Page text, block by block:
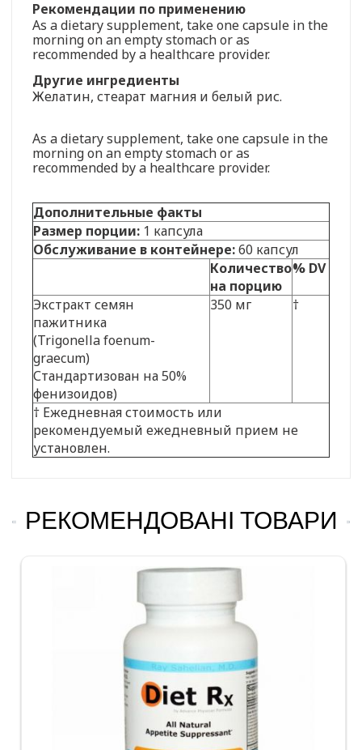
Рекомендации по применению
As a dietary supplement, take one capsule in the
morning on an empty stomach or as
recommended by a healthcare provider.
Другие ингредиенты
Желатин, стеарат магния и белый рис.
As a dietary supplement, take one capsule in the
morning on an empty stomach or as
recommended by a healthcare provider.
Дополнительные факты
Размер порции: 1 капсула
Обслуживание в контейнере:60 капсул
Количество
на порцию
% DV
Экстракт семян
пажитника
(Trigonella foenum-
graecum)
Стандартизован на 50%
фенизоидов)
350 мг †
† Ежедневная стоимость или
рекомендуемый ежедневный прием не
установлен.
РЕКОМЕНДОВАНІ ТОВАРИ